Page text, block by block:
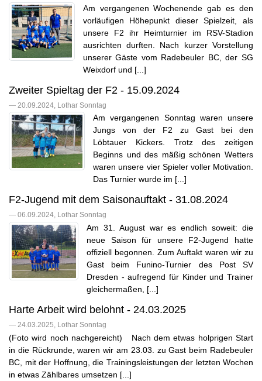
Am vergangenen Wochenende gab es den
vorläufigen Höhepunkt dieser Spielzeit, als
unsere F2 ihr Heimturnier im RSV-Stadion
ausrichten durften. Nach kurzer Vorstellung
unserer Gäste vom Radebeuler BC, der SG
Weixdorf und [...]
Zweiter Spieltag der F2 - 15.09.2024
— 20.09.2024, Lothar Sonntag
Am vergangenen Sonntag waren unsere
Jungs von der F2 zu Gast bei den
Löbtauer Kickers. Trotz des zeitigen
Beginns und des mäßig schönen Wetters
waren unsere vier Spieler voller Motivation.
Das Turnier wurde im [...]
F2-Jugend mit dem Saisonauftakt - 31.08.2024
— 06.09.2024, Lothar Sonntag
Am 31. August war es endlich soweit: die
neue Saison für unsere F2-Jugend hatte
offiziell begonnen. Zum Auftakt waren wir zu
Gast beim Funino-Turnier des Post SV
Dresden - aufregend für Kinder und Trainer
gleichermaßen, [...]
Harte Arbeit wird belohnt - 24.03.2025
— 24.03.2025, Lothar Sonntag
(Foto wird noch nachgereicht) Nach dem etwas holprigen Start
in die Rückrunde, waren wir am 23.03. zu Gast beim Radebeuler
BC, mit der Hoffnung, die Trainingsleistungen der letzten Wochen
in etwas Zählbares umsetzen [...]